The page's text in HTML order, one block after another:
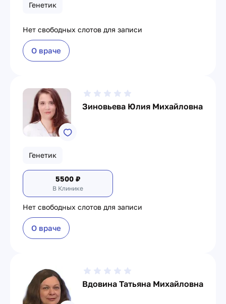
Генетик
Нет свободных слотов для записи
О враче
Зиновьева Юлия Михайловна
Генетик
5500 ₽
В Клинике
Нет свободных слотов для записи
О враче
Вдовина Татьяна Михайловна